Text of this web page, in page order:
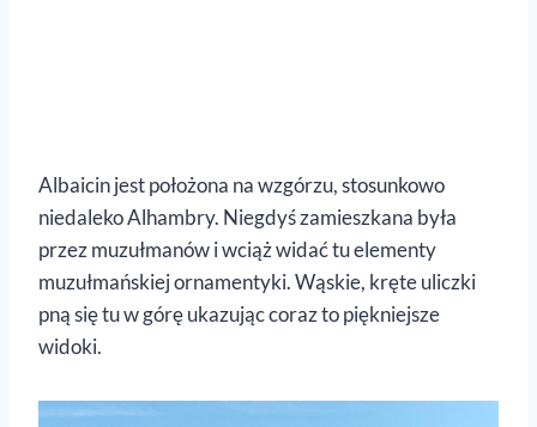
Albaicin jest położona na wzgórzu, stosunkowo
niedaleko Alhambry. Niegdyś zamieszkana była
przez muzułmanów i wciąż widać tu elementy
muzułmańskiej ornamentyki. Wąskie, kręte uliczki
pną się tu w górę ukazując coraz to piękniejsze
widoki.